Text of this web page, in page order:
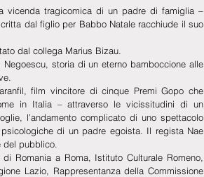
vicenda tragicomica di un padre di famiglia –
dal figlio per Babbo Natale racchiude il suo
dal collega Marius Bizau.
storia di un eterno bamboccione alle
film vincitore di cinque Premi Gopo che
in Italia – attraverso le vicissitudini di un
l’andamento complicato di uno spettacolo
di un padre egoista. Il regista Nae
del pubblico.
Romania a Roma, Istituto Culturale Romeno,
Lazio, Rappresentanza della Commissione